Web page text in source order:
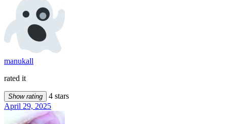
manukall
rated it
Show rating
4 stars
April 29, 2025